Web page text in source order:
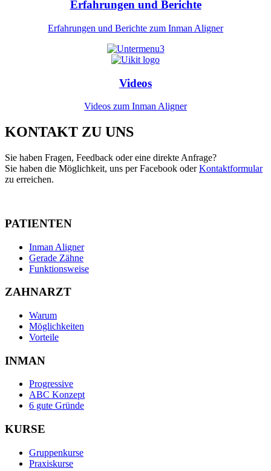
Erfahrungen und Berichte
Erfahrungen und Berichte zum Inman Aligner
Videos
Videos zum Inman Aligner
KONTAKT ZU UNS
Sie haben Fragen, Feedback oder eine direkte Anfrage?
Sie haben die Möglichkeit, uns per Facebook oderKontaktformular
zu erreichen.
PATIENTEN
Inman Aligner
Gerade Zähne
Funktionsweise
ZAHNARZT
Warum
Möglichkeiten
Vorteile
INMAN
Progressive
ABC Konzept
6 gute Gründe
KURSE
Gruppenkurse
Praxiskurse